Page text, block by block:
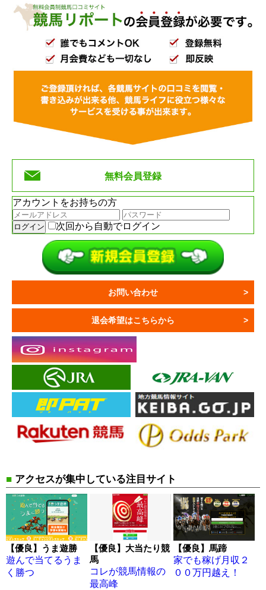
無料会員登録
アカウントをお持ちの方
次回から自動でログイン
お問い合わせ
退会希望はこちらから
■ アクセスが集中している注目サイト
【優良】うま遊勝
遊んで当てるうま
く勝つ
【優良】大当たり競
馬
コレが競馬情報の
最高峰
【優良】馬蹄
家でも稼げ月収２
００万円越え！